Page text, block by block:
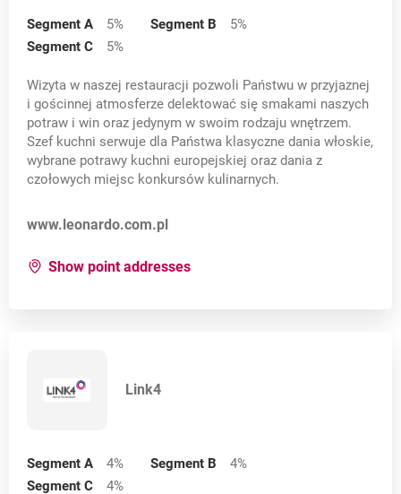
Segment A 5% Segment B 5%
Segment C
5%
Wizyta w naszej restauracji pozwoli Państwu w przyjaznej
i gościnnej atmosferze delektować się smakami naszych
potraw i win oraz jedynym w swoim rodzaju wnętrzem.
Szef kuchni serwuje dla Państwa klasyczne dania włoskie,
wybrane potrawy kuchni europejskiej oraz dania z
czołowych miejsc konkursów kulinarnych.
Opens in a new card
www.leonardo.com.pl
Show point addressesfor:
Link4
Segment A 4% Segment B 4%
Segment C
4%